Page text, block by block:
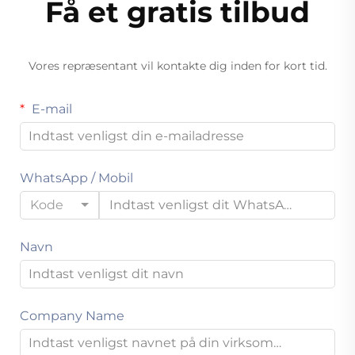
Få et gratis tilbud
Vores repræsentant vil kontakte dig inden for kort tid.
E-mail
WhatsApp / Mobil
Kode
Navn
Company Name